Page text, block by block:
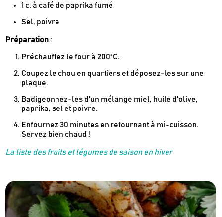
1 c. à café de paprika fumé
Sel, poivre
Préparation :
Préchauffez le four à 200°C.
Coupez le chou en quartiers et déposez-les sur une
plaque.
Badigeonnez-les d'un mélange miel, huile d'olive,
paprika, sel et poivre.
Enfournez 30 minutes en retournant à mi-cuisson.
Servez bien chaud !
La liste des fruits et légumes de saison en hiver